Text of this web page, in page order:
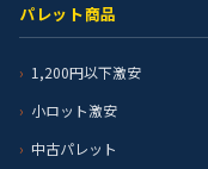
パレット商品
1,200円以下激安
小ロット激安
中古パレット